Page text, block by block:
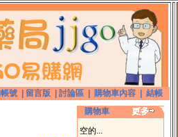
號 留言版 討論區 購物車內容
結帳
購物車
空的...